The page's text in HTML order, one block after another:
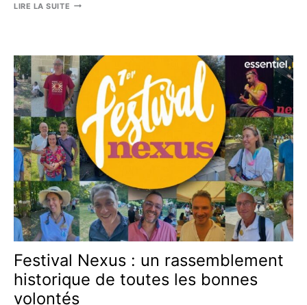
LIRE LA SUITE LES
WILLEM
:
SCANDALES
MÉDICAUX
ET
REMÈDES
NATURELS
Festival Nexus : un rassemblement
historique de toutes les bonnes
volontés